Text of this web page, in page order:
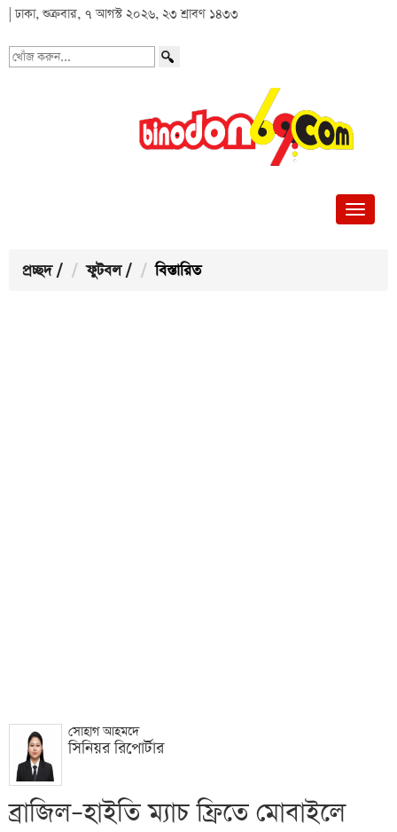
| ঢাকা, শুক্রবার, ৭ আগস্ট ২০২৬, ২৩ শ্রাবণ ১৪৩৩
খোঁজ
প্রচ্ছদ / ফুটবল / বিস্তারিত
সোহাগ আহমদে
সিনিয়র রিপোর্টার
ব্রাজিল–হাইতি ম্যাচ ফ্রিতে মোবাইলে